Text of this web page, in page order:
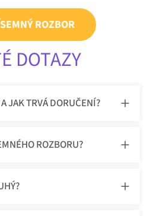
ROZBOR
DOTAZY
JAK TRVÁ DORUČENÍ?
ROZBORU?